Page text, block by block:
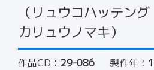
（リュウコハッテン
カリュウノマキ）
作品CD： 29-086 製作年：